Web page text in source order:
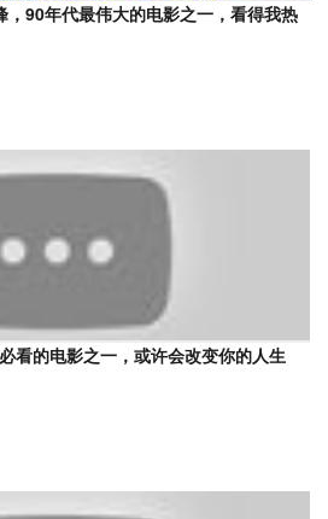
，90年代最伟大的电影之一，看得我热
看的电影之一，或许会改变你的人生